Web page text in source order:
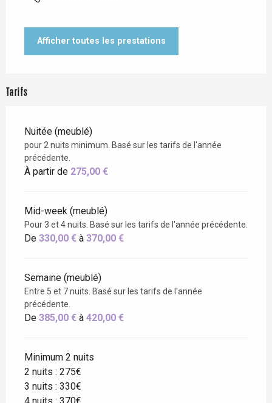
Afficher toutes les prestations
Tarifs
Nuitée (meublé)
pour 2 nuits minimum. Basé sur les tarifs de l'année
précédente.
À partir de 275,00 €
Mid-week (meublé)
Pour 3 et 4 nuits. Basé sur les tarifs de l'année précédente.
De 330,00 € à 370,00 €
Semaine (meublé)
Entre 5 et 7 nuits. Basé sur les tarifs de l'année
précédente.
De 385,00 € à 420,00 €
Minimum 2 nuits
2 nuits : 275€
3 nuits : 330€